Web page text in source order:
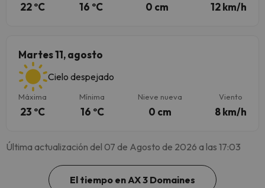
22 ºC 16 ºC 0 cm 12 km/h
Martes 11, agosto
Cielo despejado
Máxima
23 ºC
Mínima
16 ºC
Nieve nueva
0 cm
Viento
8 km/h
Última actualización del 07 de Agosto de 2026 a las 17:03
El tiempo en AX 3 Domaines